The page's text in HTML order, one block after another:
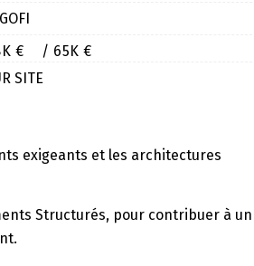
€
/ 65K €
SITE
exigeants et les architectures
Structurés, pour contribuer à un